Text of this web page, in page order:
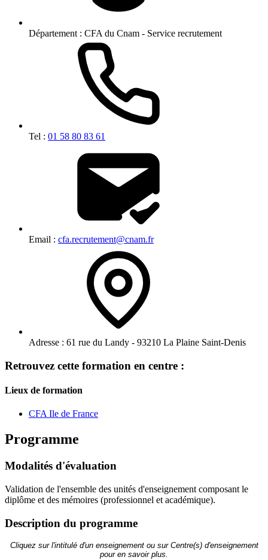
Département : CFA du Cnam - Service recrutement
Tel : 01 58 80 83 61
Email : cfa.recrutement@cnam.fr
Adresse : 61 rue du Landy - 93210 La Plaine Saint-Denis
Retrouvez cette formation en centre :
Lieux de formation
CFA Ile de France
Programme
Modalités d'évaluation
Validation de l'ensemble des unités d'enseignement composant le
diplôme et des mémoires (professionnel et académique).
Description du programme
Cliquez sur l'intitulé d'un enseignement ou sur Centre(s) d'enseignement
pour en savoir plus.